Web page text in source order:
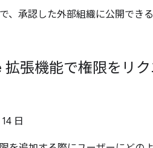
、承認した外部組織に公開でき
張機能で権限をリ
日